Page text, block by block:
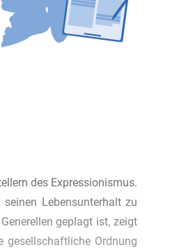
des Expressionismus.
Lebensunterhalt zu
geplagt ist, zeigt
Ordnung